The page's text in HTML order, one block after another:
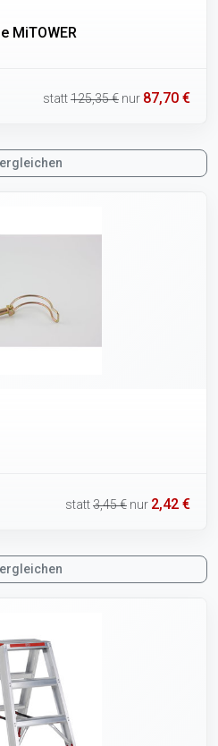
MiTOWER
statt125,35 € nur 87,70 €
statt3,45 € nur 2,42 €